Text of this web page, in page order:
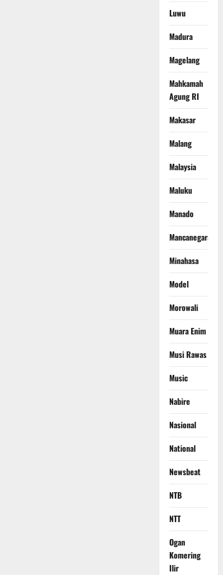
Luwu
Madura
Magelang
Mahkamah
Agung RI
Makasar
Malang
Malaysia
Maluku
Manado
Mancanegara
Minahasa
Model
Morowali
Muara Enim
Musi Rawas
Music
Nabire
Nasional
National
Newsbeat
NTB
NTT
Ogan
Komering
Ilir